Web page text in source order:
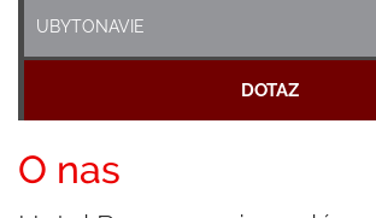
UBYTONAVIE
DOTAZ
O nas